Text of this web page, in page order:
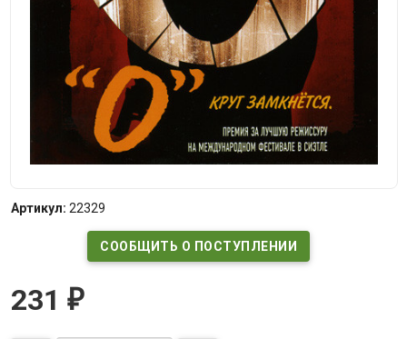
Артикул: 22329
СООБЩИТЬ О ПОСТУПЛЕНИИ
231 ₽